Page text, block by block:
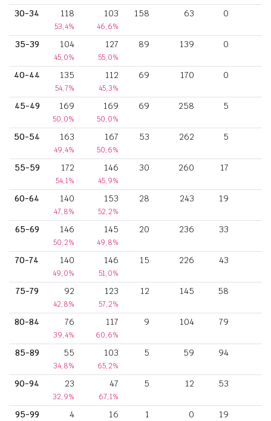
30-34 118
53,4%
103
46,6%
158 63 0
35-39 104
45,0%
127
55,0%
89 139 0
40-44 135
54,7%
112
45,3%
69 170 0
45-49 169
50,0%
169
50,0%
69 258 5
50-54 163
49,4%
167
50,6%
53 262 5
55-59 172
54,1%
146
45,9%
30 260 17
60-64 140
47,8%
153
52,2%
28 243 19
65-69 146
50,2%
145
49,8%
20 236 33
70-74 140
49,0%
146
51,0%
15 226 43
75-79 92
42,8%
123
57,2%
12 145 58
80-84 76
39,4%
117
60,6%
9 104 79
85-89 55
34,8%
103
65,2%
5 59 94
90-94 23
32,9%
47
67,1%
5 12 53
95-99 4 16 1 0 19